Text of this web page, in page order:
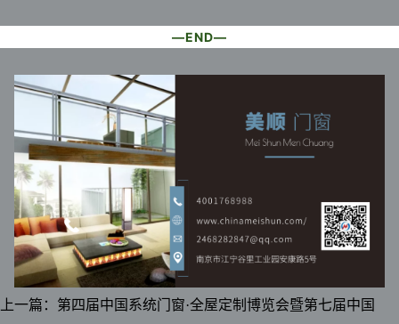
—END—
上一篇： 第四届中国系统门窗·全屋定制博览会暨第七届中国